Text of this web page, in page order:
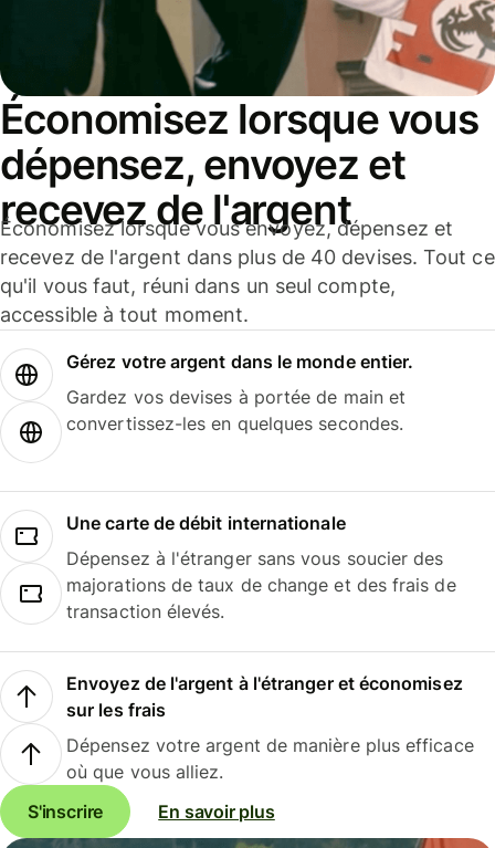
Économisez lorsque vous
dépensez, envoyez et
recevez de l'argent
Économisez lorsque vous envoyez, dépensez et
recevez de l'argent dans plus de 40 devises. Tout ce
qu'il vous faut, réuni dans un seul compte,
accessible à tout moment.
Gérez votre argent dans le monde entier.
Gardez vos devises à portée de main et
convertissez-les en quelques secondes.
Une carte de débit internationale
Dépensez à l'étranger sans vous soucier des
majorations de taux de change et des frais de
transaction élevés.
Envoyez de l'argent à l'étranger et économisez
sur les frais
Dépensez votre argent de manière plus efficace
où que vous alliez.
S'inscrire
En savoir plus